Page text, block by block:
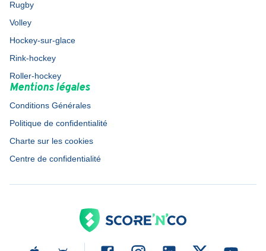
Rugby
Volley
Hockey-sur-glace
Rink-hockey
Roller-hockey
Mentions légales
Conditions Générales
Politique de confidentialité
Charte sur les cookies
Centre de confidentialité